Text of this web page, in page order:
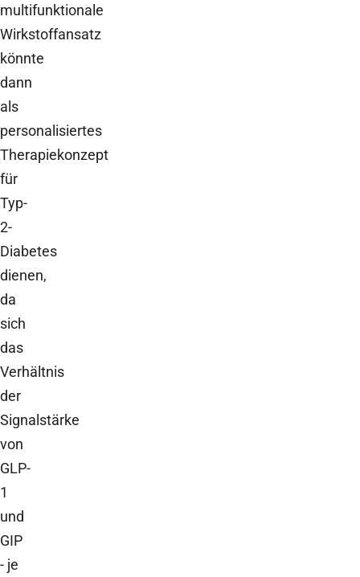
multifunktionale
Wirkstoffansatz
könnte
dann
als
personalisiertes
Therapiekonzept
für
Typ-
2-
Diabetes
dienen,
da
sich
das
Verhältnis
der
Signalstärke
von
GLP-
1
und
GIP
- je